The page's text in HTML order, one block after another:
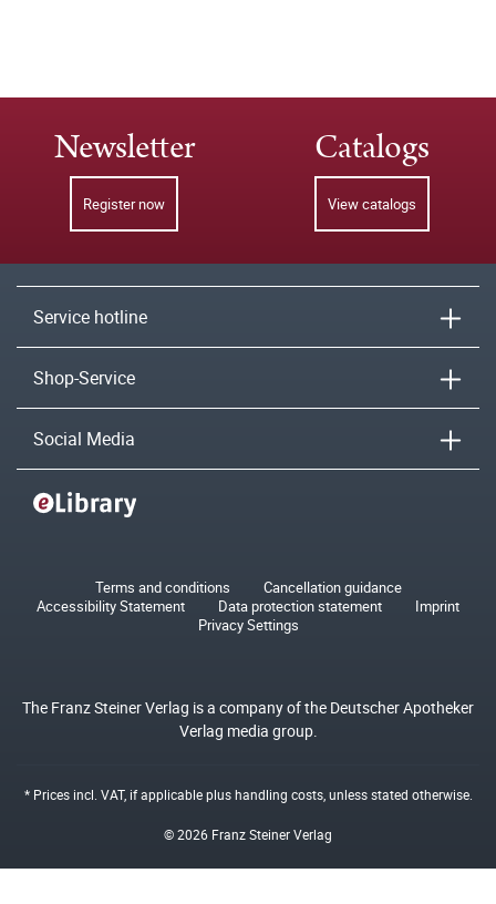
Newsletter
Register now
Catalogs
View catalogs
Service hotline
Shop-Service
Social Media
Terms and conditions
Cancellation guidance
Accessibility Statement
Data protection statement
Imprint
Privacy Settings
The Franz Steiner Verlag is a company of the Deutscher Apotheker
Verlag media group.
* Prices incl. VAT, if applicable plushandling costs, unless stated otherwise.
© 2026 Franz Steiner Verlag